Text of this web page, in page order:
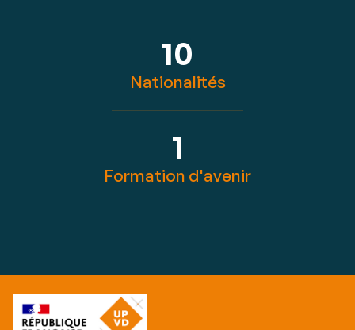
10
Nationalités
1
Formation d'avenir